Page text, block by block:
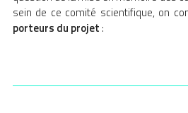
sein de ce comité scientifique, on
porteurs du projet :